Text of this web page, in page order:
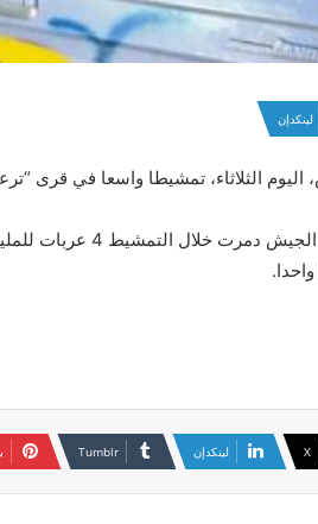
لينكدإن
اليوم الثلاثاء، تمشيطا واسعا في قرى
‫X لينكدإن